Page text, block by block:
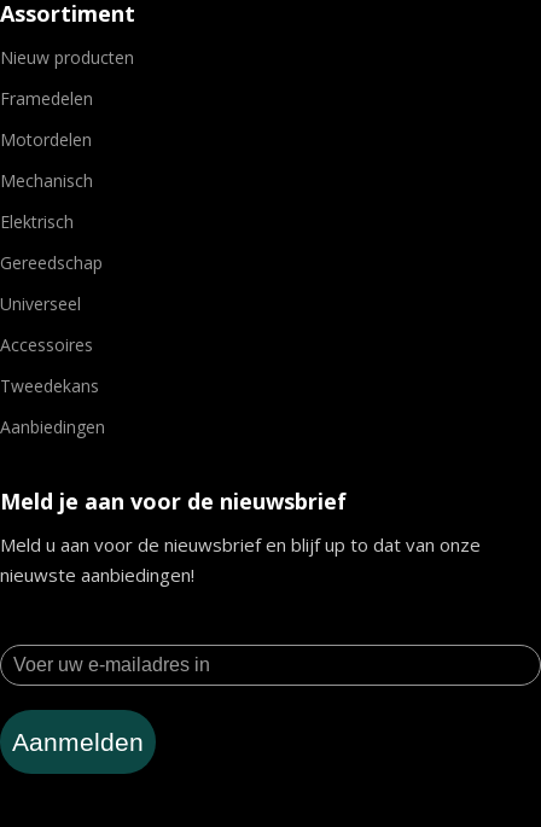
Assortiment
Nieuw producten
Framedelen
Motordelen
Mechanisch
Elektrisch
Gereedschap
Universeel
Accessoires
Tweedekans
Aanbiedingen
Meld je aan voor de nieuwsbrief
Meld u aan voor de nieuwsbrief en blijf up to dat van onze
nieuwste aanbiedingen!
Aanmelden